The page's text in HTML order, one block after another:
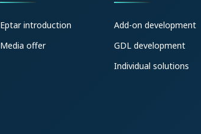
Eptar introduction
Media offer
Add-on development
GDL development
Individual solutions